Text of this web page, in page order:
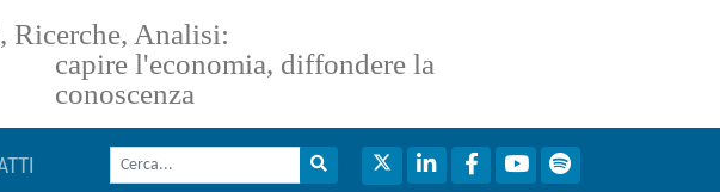
Ricerche, Analisi:
capire l'economia, diffondere la
conoscenza
Cerca nel sito
Twitter LinkedIn FacebookYouTube